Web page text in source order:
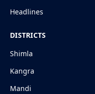
Headlines
DISTRICTS
Shimla
Kangra
Mandi